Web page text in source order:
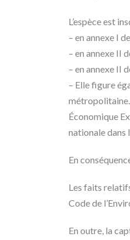
L’espèce est
– en annexe I
– en annexe II
– en annexe II
– Elle figure
Économique
nationale dans
En
Les faits
Code de
En outre, la